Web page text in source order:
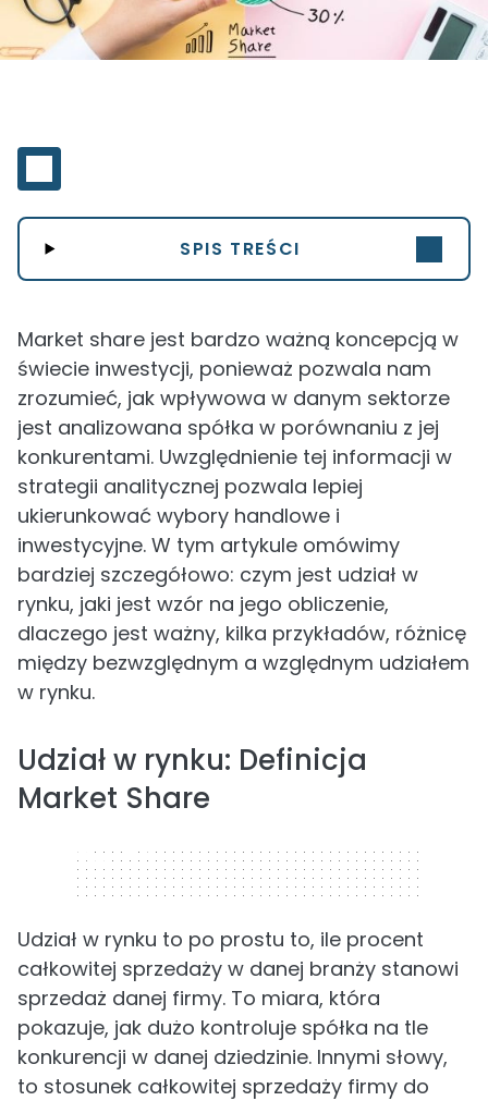
SPIS TREŚCI
Market share jest bardzo ważną koncepcją w
świecie inwestycji, ponieważ pozwala nam
zrozumieć, jak wpływowa w danym sektorze
jest analizowana spółka w porównaniu z jej
konkurentami. Uwzględnienie tej informacji w
strategii analitycznej pozwala lepiej
ukierunkować wybory handlowe i
inwestycyjne. W tym artykule omówimy
bardziej szczegółowo: czym jest udział w
rynku, jaki jest wzór na jego obliczenie,
dlaczego jest ważny, kilka przykładów, różnicę
między bezwzględnym a względnym udziałem
w rynku.
Udział w rynku: Definicja
Market Share
320 x 50
Udział w rynku to po prostu to, ile procent
całkowitej sprzedaży w danej branży stanowi
sprzedaż danej firmy. To miara, która
pokazuje, jak dużo kontroluje spółka na tle
konkurencji w danej dziedzinie. Innymi słowy,
to stosunek całkowitej sprzedaży firmy do